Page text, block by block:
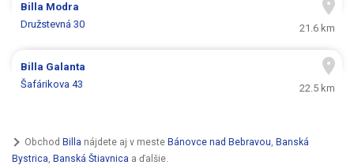
Billa Modra
Družstevná 30
21.6 km
Billa Galanta
Šafárikova 43
22.5 km
Obchod Billa nájdete aj v meste Bánovce nad Bebravou, Banská
Bystrica, Banská Štiavnica a ďalšie.